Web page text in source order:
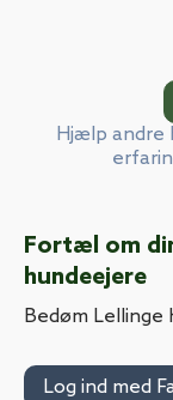
Hjælp andre
Fortæl om
hundeejere
Bedøm Lellinge
Log ind med